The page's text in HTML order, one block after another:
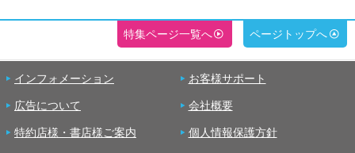
特集ページ一覧へ ページトップへ
インフォメーション お客様サポート
広告について 会社概要
特約店様・書店様ご案内 個人情報保護方針